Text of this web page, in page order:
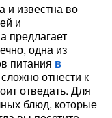
и известна во
и
предлагает
одна из
питания в
отнести к
отведать. Для
блюд, которые